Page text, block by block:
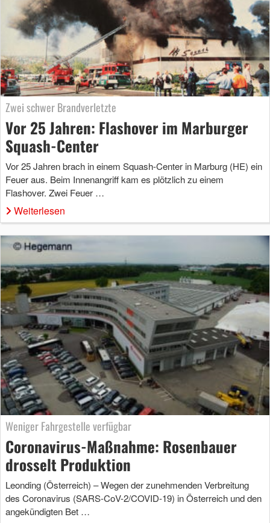
Zwei schwer Brandverletzte
Vor 25 Jahren: Flashover im Marburger
Squash-Center
Vor 25 Jahren brach in einem Squash-Center in Marburg (HE) ein
Feuer aus. Beim Innenangriff kam es plötzlich zu einem
Flashover. Zwei Feuer …
Weiterlesen
Weniger Fahrgestelle verfügbar
Coronavirus-Maßnahme: Rosenbauer
drosselt Produktion
Leonding (Österreich) – Wegen der zunehmenden Verbreitung
des Coronavirus (SARS-CoV-2/COVID-19) in Österreich und den
angekündigten Bet …